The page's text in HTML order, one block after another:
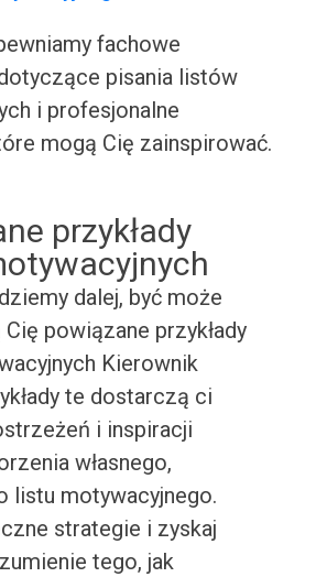
fachowe
pisania listów
i profesjonalne
mogą Cię zainspirować.
przykłady
dalej, być może
powiązane przykłady
Kierownik
te dostarczą ci
i inspiracji
własnego,
listu motywacyjnego.
strategie i zyskaj
tego, jak